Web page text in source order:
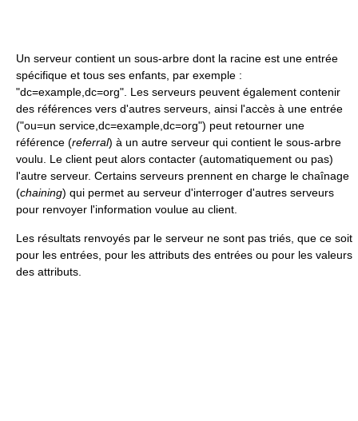
Un serveur contient un sous-arbre dont la racine est une entrée
spécifique et tous ses enfants, par exemple :
"dc=example,dc=org". Les serveurs peuvent également contenir
des références vers d'autres serveurs, ainsi l'accès à une entrée
("ou=un service,dc=example,dc=org") peut retourner une
référence (referral) à un autre serveur qui contient le sous-arbre
voulu. Le client peut alors contacter (automatiquement ou pas)
l'autre serveur. Certains serveurs prennent en charge le chaînage
(chaining) qui permet au serveur d'interroger d'autres serveurs
pour renvoyer l'information voulue au client.
Les résultats renvoyés par le serveur ne sont pas triés, que ce soit
pour les entrées, pour les attributs des entrées ou pour les valeurs
des attributs.